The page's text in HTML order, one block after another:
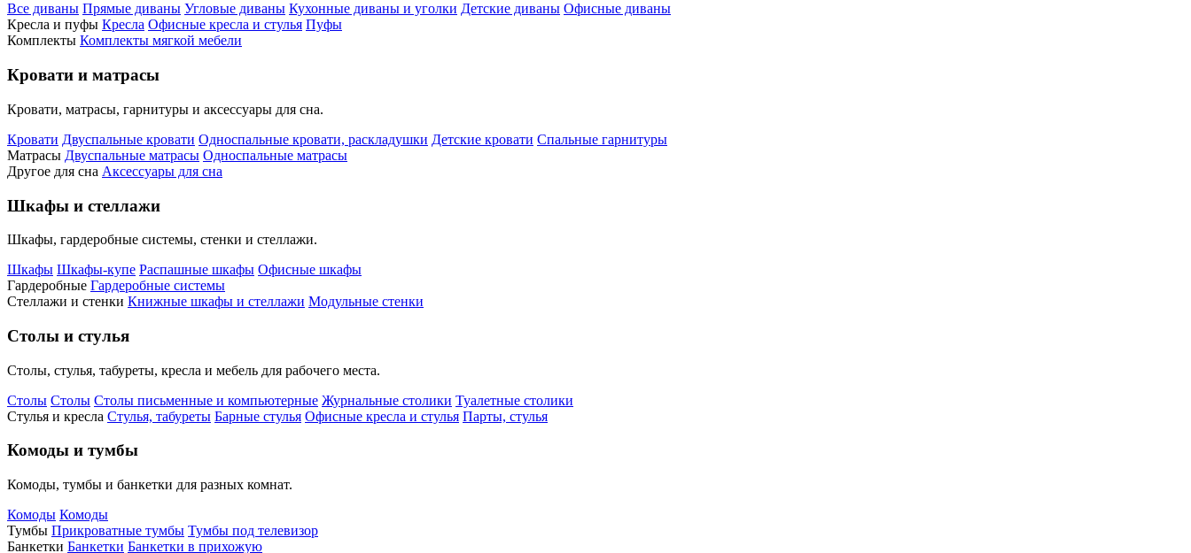
Все диваны Прямые диваны Угловые диваны Кухонные диваны и уголки Детские диваны Офисные диваны
Кресла и пуфы Кресла Офисные кресла и стулья Пуфы
Комплекты Комплекты мягкой мебели
Кровати и матрасы
Кровати, матрасы, гарнитуры и аксессуары для сна.
Кровати Двуспальные кровати Односпальные кровати, раскладушки Детские кровати Спальные гарнитуры
Матрасы Двуспальные матрасы Односпальные матрасы
Другое для сна Аксессуары для сна
Шкафы и стеллажи
Шкафы, гардеробные системы, стенки и стеллажи.
Шкафы Шкафы-купе Распашные шкафы Офисные шкафы
Гардеробные Гардеробные системы
Стеллажи и стенки Книжные шкафы и стеллажи Модульные стенки
Столы и стулья
Столы, стулья, табуреты, кресла и мебель для рабочего места.
Столы Столы Столы письменные и компьютерные Журнальные столики Туалетные столики
Стулья и кресла Стулья, табуреты Барные стулья Офисные кресла и стулья Парты, стулья
Комоды и тумбы
Комоды, тумбы и банкетки для разных комнат.
Комоды Комоды
Тумбы Прикроватные тумбы Тумбы под телевизор
Банкетки Банкетки Банкетки в прихожую